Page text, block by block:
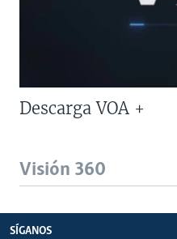
Descarga VOA +
Visión 360
SÍGANOS